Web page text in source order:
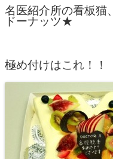
名医紹介所の看板猫、
ドーナッツ★
極め付けはこれ！！